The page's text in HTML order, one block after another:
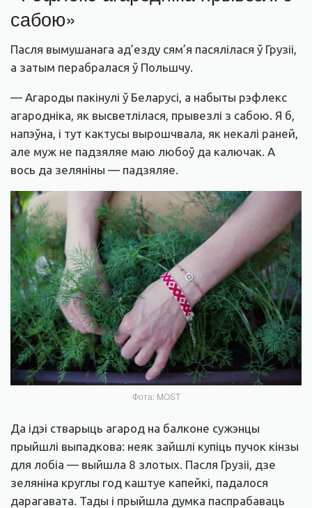
сабою»
Пасля вымушанага ад’езду сям’я пасялілася ў Грузіі,
а затым перабралася ў Польшчу.
— Агароды пакінулі ў Беларусі, а набыты рэфлекс
агародніка, як высветлілася, прывезлі з сабою. Я б,
напэўна, і тут кактусы вырошчвала, як некалі раней,
але муж не падзяляе маю любоў да калючак. А
вось да зеляніны — падзяляе.
Фота: MOST
Да ідэі стварыць агарод на балконе сужэнцы
прыйшлі выпадкова: неяк зайшлі купіць пучок кінзы
для лобіа — выйшла 8 злотых. Пасля Грузіі, дзе
зеляніна круглы год каштуе капейкі, падалося
дарагавата. Тады і прыйшла думка паспрабаваць